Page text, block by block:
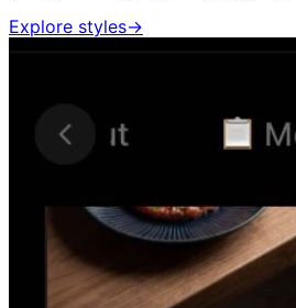
Explore styles→